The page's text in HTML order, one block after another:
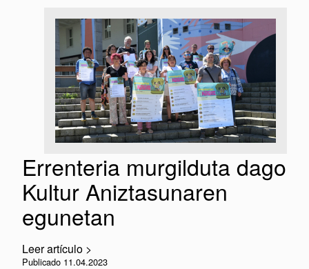
Errenteria murgilduta dago
Kultur Aniztasunaren
egunetan
Leer artículo >
Publicado 11.04.2023